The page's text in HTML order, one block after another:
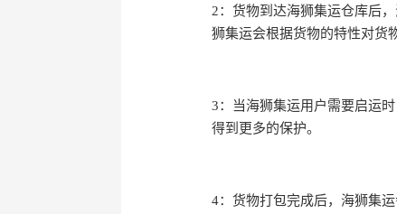
2：货物到达海狮集运仓库后
狮集运会根据货物的特性对货
3：当海狮集运用户需要启运
得到更多的保护。
4：货物打包完成后，海狮集